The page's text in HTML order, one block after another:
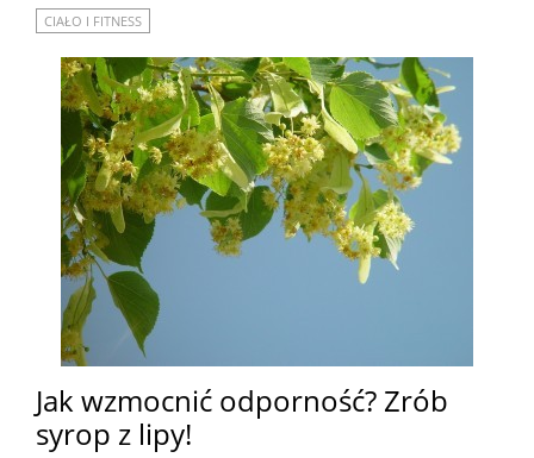
CIAŁO I FITNESS
Jak wzmocnić odporność? Zrób
syrop z lipy!